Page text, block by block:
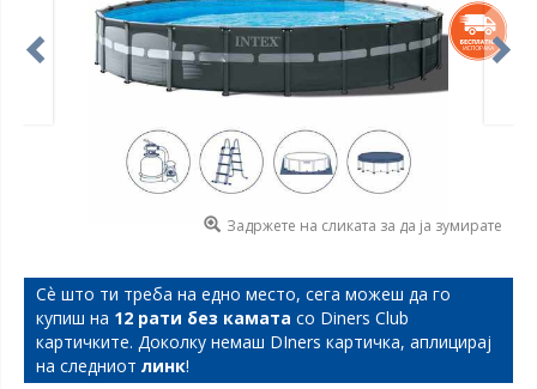
Задржете на сликата за да ја зумирате
Сѐ што ти треба на едно место, сега можеш да го
купиш на 12 рати без камата со Diners Club
картичките. Доколку немаш DIners картичка, аплицирај
на следниот линк!